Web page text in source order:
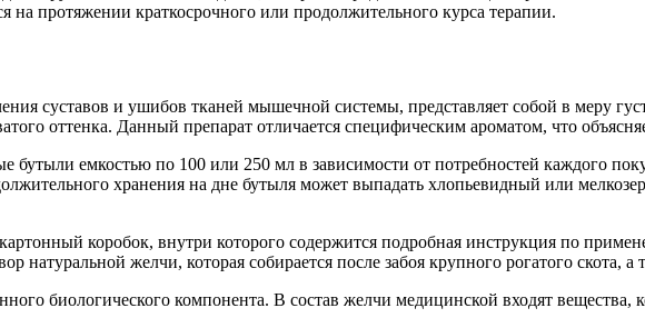
на протяжении краткосрочного или продолжительного курса терапии.
суставов и ушибов тканей мышечной системы, представляет собой в меру
оттенка. Данный препарат отличается специфическим ароматом, что
бутыли емкостью по 100 или 250 мл в зависимости от потребностей каждого
хранения на дне бутыля может выпадать хлопьевидный или
коробок, внутри которого содержится подробная инструкция по
натуральной желчи, которая собирается после забоя крупного рогатого скота, а
биологического компонента. В состав желчи медицинской входят